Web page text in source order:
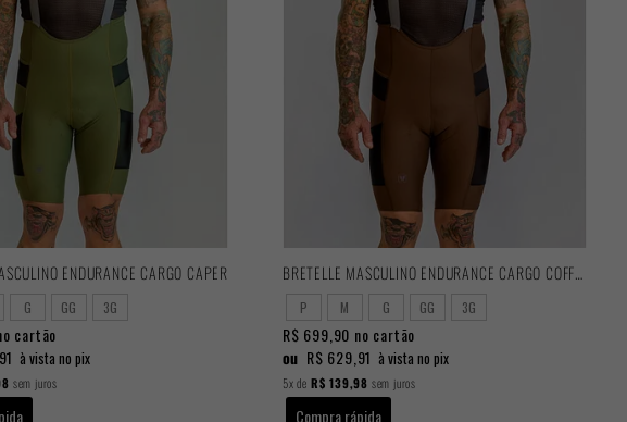
ENDURANCE CARGO CAPER
G GG 3G
cartão
à vista no pix
sem juros
BRETELLE MASCULINO ENDURANCE CARGO COFFEE
P M G GG 3G
R$ 699,90 no cartão
ou R$ 629,91 à vista no pix
5xde R$ 139,98 sem juros
Compra rápida